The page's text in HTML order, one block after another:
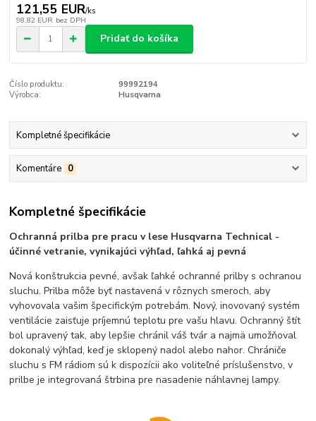
121,55 EUR/ks
98,82 EUR bez DPH
Pridať do košíka
Číslo produktu:
99992194
Výrobca:
Husqvarna
Kompletné špecifikácie
Komentáre 0
Kompletné špecifikácie
Ochranná prilba pre pracu v lese Husqvarna Technical -
účinné vetranie, vynikajúci výhľad, ľahká aj pevná
Nová konštrukcia pevné, avšak ľahké ochranné prilby s ochranou
sluchu. Prilba môže byť nastavená v rôznych smeroch, aby
vyhovovala vašim špecifickým potrebám. Nový, inovovaný systém
ventilácie zaisťuje príjemnú teplotu pre vašu hlavu. Ochranný štít
bol upravený tak, aby lepšie chránil váš tvár a najmä umožňoval
dokonalý výhľad, keď je sklopený nadol alebo nahor. Chrániče
sluchu s FM rádiom sú k dispozícii ako voliteľné príslušenstvo, v
prilbe je integrovaná štrbina pre nasadenie náhlavnej lampy.